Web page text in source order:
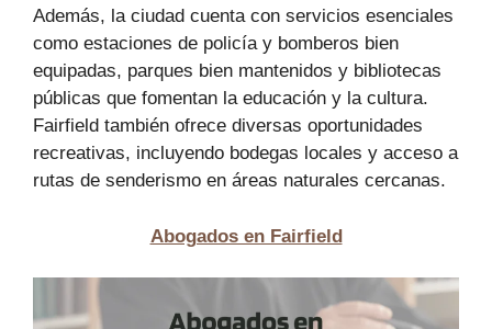
Además, la ciudad cuenta con servicios esenciales
como estaciones de policía y bomberos bien
equipadas, parques bien mantenidos y bibliotecas
públicas que fomentan la educación y la cultura.
Fairfield también ofrece diversas oportunidades
recreativas, incluyendo bodegas locales y acceso a
rutas de senderismo en áreas naturales cercanas.
Abogados en Fairfield